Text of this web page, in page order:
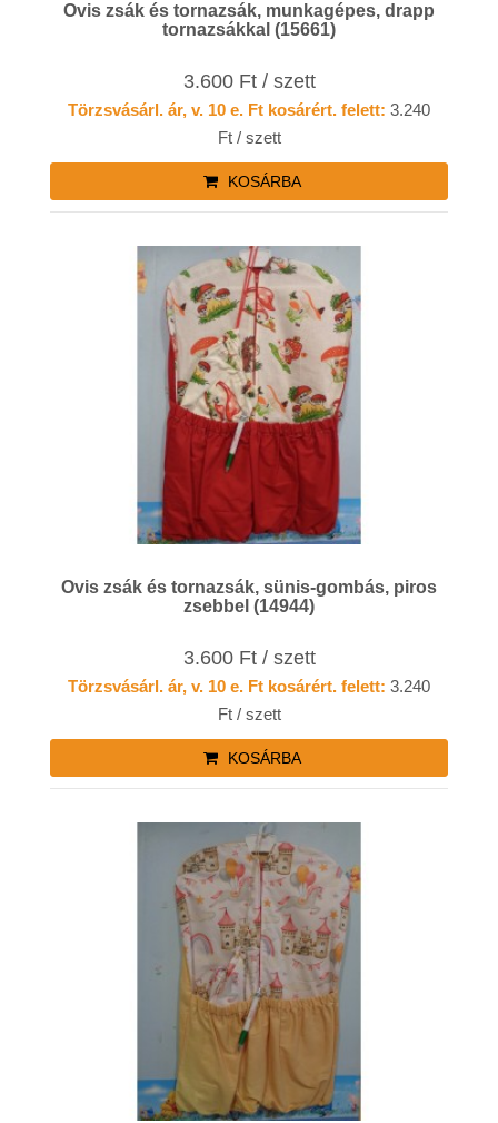
Ovis zsák és tornazsák, munkagépes, drapp
tornazsákkal (15661)
3.600 Ft / szett
Törzsvásárl. ár, v. 10 e. Ft kosárért. felett: 3.240
Ft / szett
KOSÁRBA
Ovis zsák és tornazsák, sünis-gombás, piros
zsebbel (14944)
3.600 Ft / szett
Törzsvásárl. ár, v. 10 e. Ft kosárért. felett: 3.240
Ft / szett
KOSÁRBA